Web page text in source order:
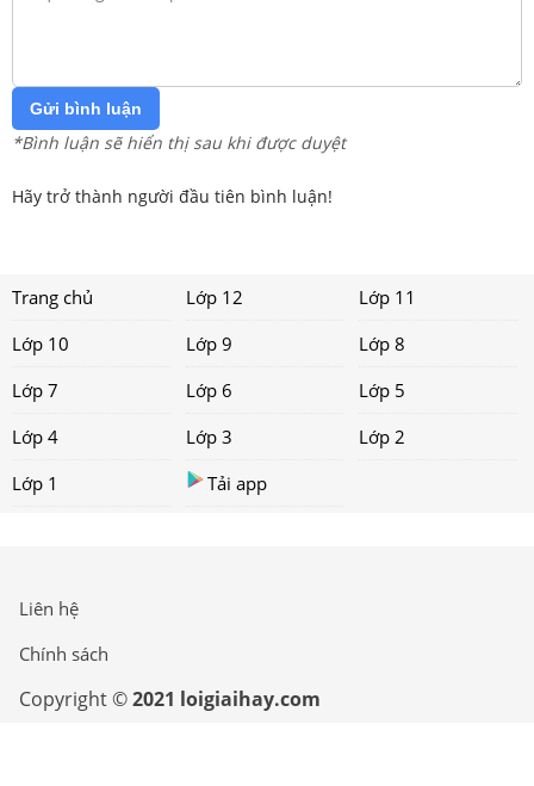
Gửi bình luận
*Bình luận sẽ hiển thị sau khi được duyệt
Hãy trở thành người đầu tiên bình luận!
Trang chủ Lớp 12
Lớp 11
Lớp 10
Lớp 9
Lớp 8
Lớp 7
Lớp 6
Lớp 5
Lớp 4
Lớp 3
Lớp 2
Lớp 1
Tải app
Liên hệ
Chính sách
Copyright ©2021 loigiaihay.com